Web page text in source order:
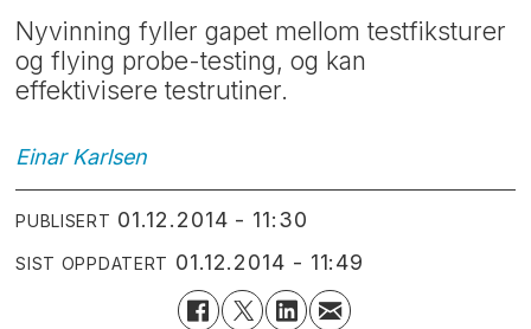
Nyvinning fyller gapet mellom testfiksturer
og flying probe-testing, og kan
effektivisere testrutiner.
Einar Karlsen
PUBLISERT 01.12.2014 - 11:30
SIST OPPDATERT 01.12.2014 - 11:49